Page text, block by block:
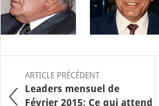
ARTICLE PRÉCÉDENT
Leaders mensuel de
Février 2015: Ce qui attend